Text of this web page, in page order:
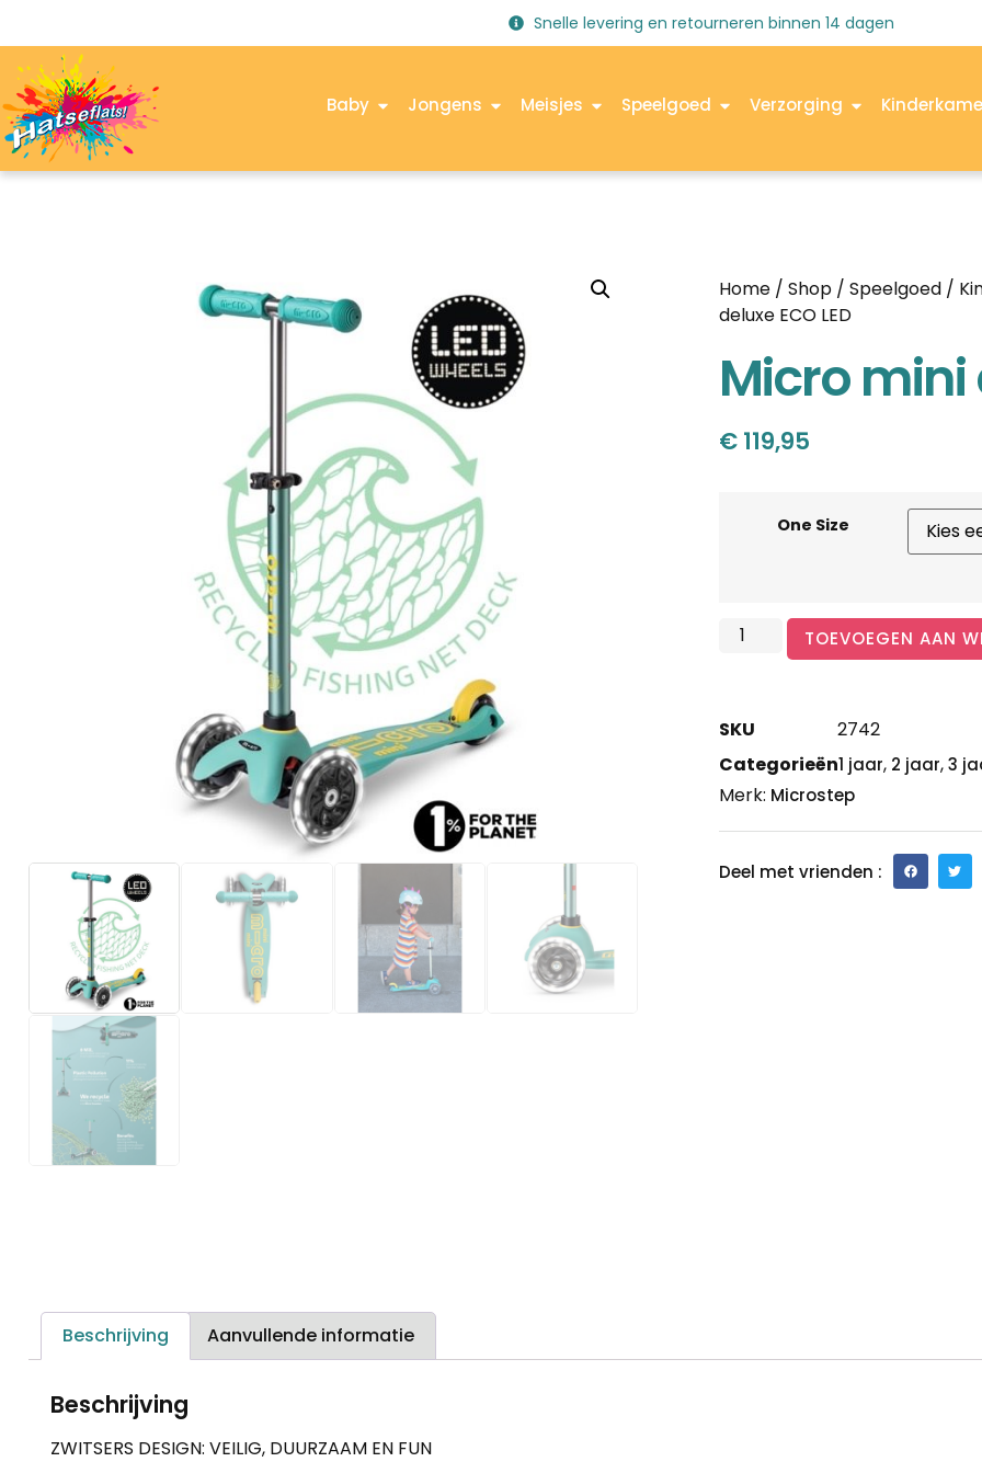
Snelle levering en retourneren binnen 14 dagen
Baby Jongens Meisjes Speelgoed Verzorging
Home / Shop / Speelgoed /
deluxe ECO LED
Micro mini
€ 119,95
One Size
TOEVOEGEN AAN
SKU
2742
Categorieën1 jaar, 2 jaar,3
Merk: Microstep
Deel met vrienden :
Beschrijving Aanvullende informatie
Beschrijving
ZWITSERS DESIGN: VEILIG, DUURZAAM EN FUN